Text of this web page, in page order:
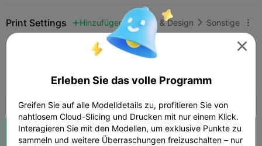
Print Settings  Hinzufügen Kunst & Design  Sonstige 
Druckkonfiguration hinzufügen
Mehr Punkte verdienen
Wolkenscheibe In Creality Cloud öffnen 

Erleben Sie das volle Programm
Greifen Sie auf alle Modelldetails zu, profitieren Sie von
nahtlosem Cloud-Slicing und Drucken mit nur einem Klick.
Interagieren Sie mit den Modellen, um exklusive Punkte zu
sammeln und weitere Überraschungen freizuschalten – nur